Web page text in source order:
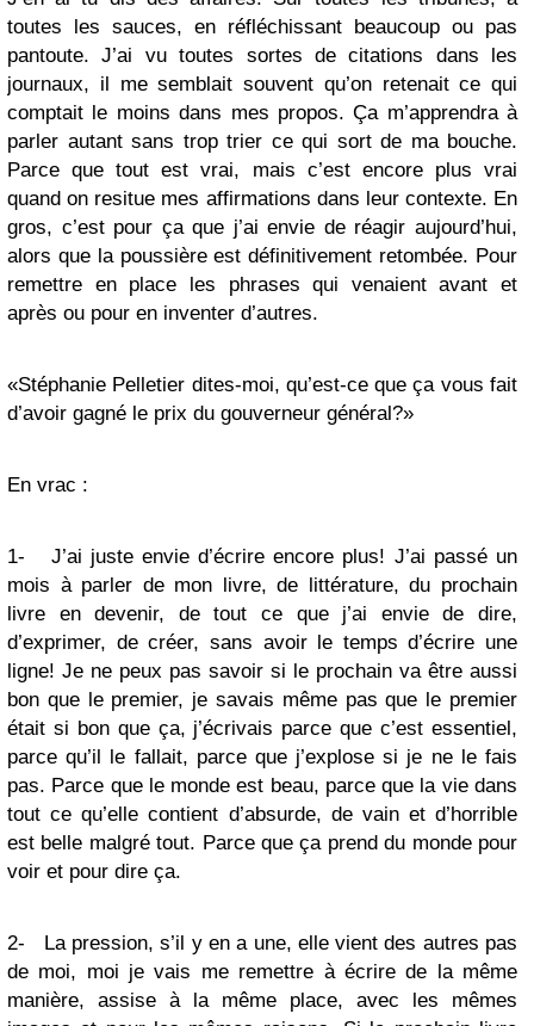
toutes les sauces, en réfléchissant beaucoup ou pas
pantoute. J’ai vu toutes sortes de citations dans les
journaux, il me semblait souvent qu’on retenait ce qui
comptait le moins dans mes propos. Ça m’apprendra à
parler autant sans trop trier ce qui sort de ma bouche.
Parce que tout est vrai, mais c’est encore plus vrai
quand on resitue mes affirmations dans leur contexte. En
gros, c’est pour ça que j’ai envie de réagir aujourd’hui,
alors que la poussière est définitivement retombée. Pour
remettre en place les phrases qui venaient avant et
après ou pour en inventer d’autres.
«Stéphanie Pelletier dites-moi, qu’est-ce que ça vous fait
d’avoir gagné le prix du gouverneur général?»
En vrac :
1- J’ai juste envie d’écrire encore plus! J’ai passé un
mois à parler de mon livre, de littérature, du prochain
livre en devenir, de tout ce que j’ai envie de dire,
d’exprimer, de créer, sans avoir le temps d’écrire une
ligne! Je ne peux pas savoir si le prochain va être aussi
bon que le premier, je savais même pas que le premier
était si bon que ça, j’écrivais parce que c’est essentiel,
parce qu’il le fallait, parce que j’explose si je ne le fais
pas. Parce que le monde est beau, parce que la vie dans
tout ce qu’elle contient d’absurde, de vain et d’horrible
est belle malgré tout. Parce que ça prend du monde pour
voir et pour dire ça.
2- La pression, s’il y en a une, elle vient des autres pas
de moi, moi je vais me remettre à écrire de la même
manière, assise à la même place, avec les mêmes